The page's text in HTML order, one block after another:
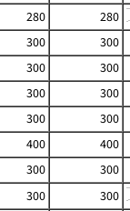
280
280
300 300
300 300
300 300
300 300
400 400
300 300
300
300